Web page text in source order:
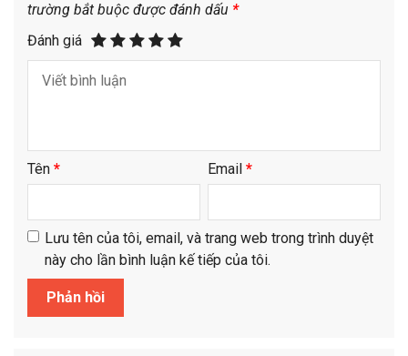
trường bắt buộc được đánh dấu *
Đánh giá
Tên * Email *
Lưu tên của tôi, email, và trang web trong trình duyệt
này cho lần bình luận kế tiếp của tôi.